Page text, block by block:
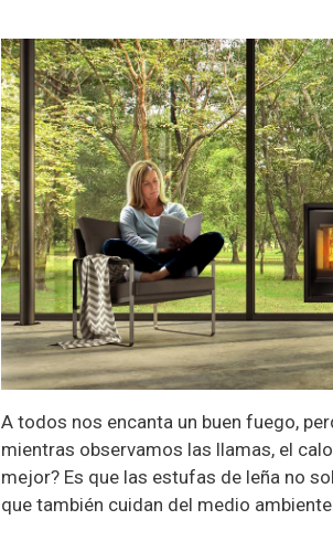
A todos nos encanta un buen fuego,
mientras observamos las llamas, el
mejor? Es que las estufas de leña no
que también cuidan del medio